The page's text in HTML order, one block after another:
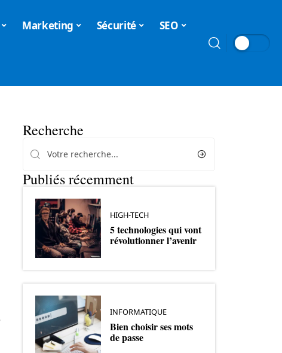
Marketing Sécurité SEO
Recherche
Publiés récemment
HIGH-TECH
5 technologies qui vont
révolutionner l’avenir
INFORMATIQUE
Bien choisir ses mots
de passe